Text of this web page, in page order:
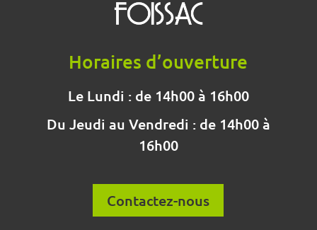
Horaires d’ouverture
Le Lundi : de 14h00 à 16h00
Du Jeudi au Vendredi : de 14h00 à
16h00
Contactez-nous